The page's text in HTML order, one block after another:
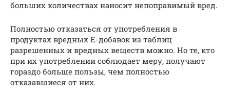
больших количествах наносит непоправимый вред.
Полностью отказаться от употребления в
продуктах вредных Е-добавок из таблиц
разрешенных и вредных веществ можно. Но те, кто
при их употреблении соблюдает меру, получают
гораздо больше пользы, чем полностью
отказавшиеся от них.